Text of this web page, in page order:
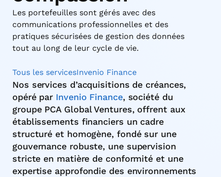
Les portefeuilles sont gérés avec des
communications professionnelles et des
pratiques sécurisées de gestion des données
tout au long de leur cycle de vie.
Tous les servicesInvenio Finance
Nos services d’acquisitions de créances,
opéré par Invenio Finance, société du
groupe PCA Global Ventures, offrent aux
établissements financiers un cadre
structuré et homogène, fondé sur une
gouvernance robuste, une supervision
stricte en matière de conformité et une
expertise approfondie des environnements